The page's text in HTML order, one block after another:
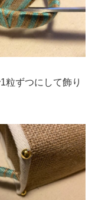
ずつにして飾り